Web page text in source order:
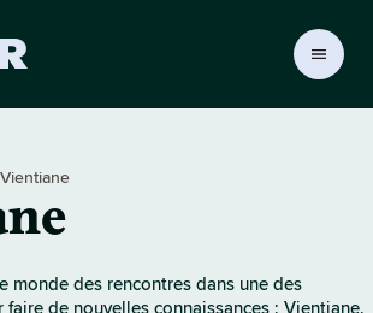
i
l
T
n
d
Vientiane
monde des rencontres dans une des
de nouvelles connaissances : Vientiane.